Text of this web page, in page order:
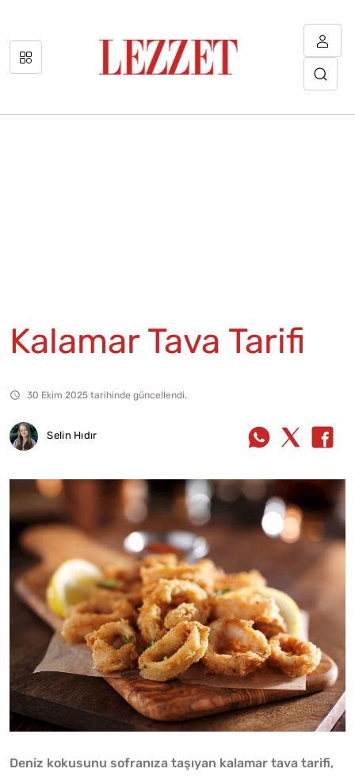
Kalamar Tava Tarifi
30 Ekim 2025 tarihinde güncellendi.
Selin Hıdır
Deniz kokusunu sofranıza taşıyan kalamar tava tarifi,